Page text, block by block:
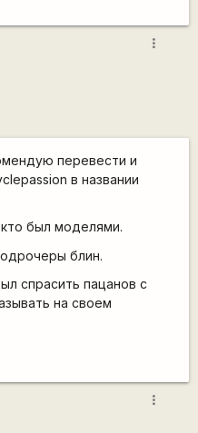
more_vert
перевести и
в названии
был моделями.
блин.
спрасить пацанов с
на своем
more_vert